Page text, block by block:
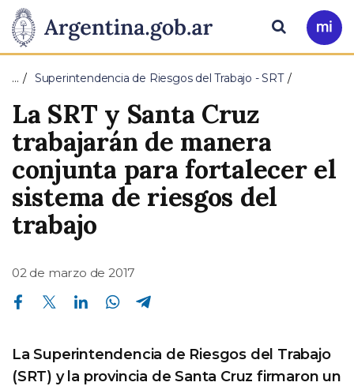
Presidencia
de
la
Nación
Pasar al contenido principal
Ir
a
Buscar
… Superintendencia de Riesgos del Trabajo - SRT
La SRT y Santa Cruz
trabajarán de manera
conjunta para fortalecer el
sistema de riesgos del
trabajo
02 de marzo de 2017
Compartir en Facebook Compartir en Twitter Compartir en Linkedin Compartir en Whatsapp
La Superintendencia de Riesgos del Trabajo
(SRT) y la provincia de Santa Cruz firmaron un